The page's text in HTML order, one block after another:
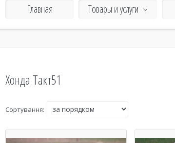
Главная Товары и услуги
Хонда Такт51